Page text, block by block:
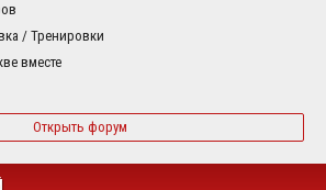
/ Тренировки
вместе
Открыть форум